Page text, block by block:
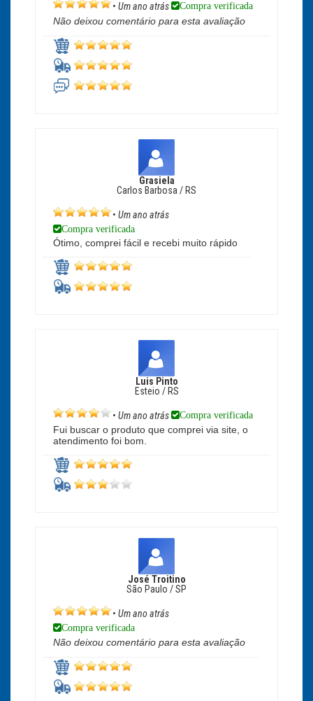
• Um ano atrás Compra verificada
Não deixou comentário para esta avaliação
Grasiela
Carlos Barbosa / RS
• Um ano atrás
Compra verificada
Ótimo, comprei fácil e recebi muito rápido
Luis Pinto
Esteio / RS
• Um ano atrás Compra verificada
Fui buscar o produto que comprei via site, o
atendimento foi bom.
José Troitino
São Paulo / SP
• Um ano atrás
Compra verificada
Não deixou comentário para esta avaliação